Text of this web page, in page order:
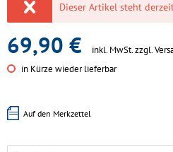
Dieser Artikel steht
69,90 € inkl. MwSt.zzgl.
in Kürze wieder lieferbar
Auf den Merkzettel